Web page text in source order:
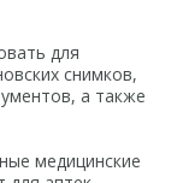
для
снимков,
а также
медицинские